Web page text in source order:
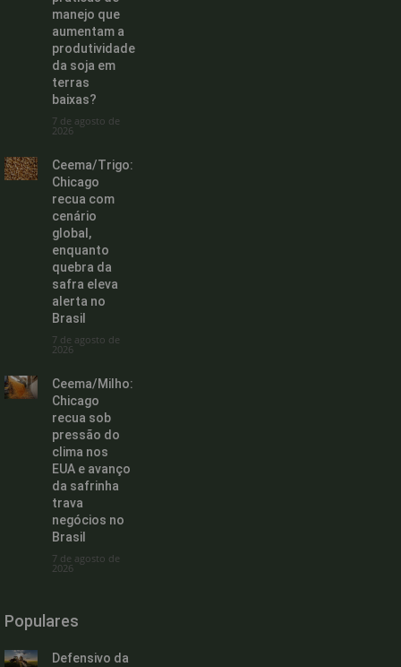
manejo que
aumentam a
produtividade
da soja em
terras
baixas?
7 de agosto de
2026
Ceema/Trigo:
Chicago
recua com
cenário
global,
enquanto
quebra da
safra eleva
alerta no
Brasil
7 de agosto de
2026
Ceema/Milho:
Chicago
recua sob
pressão do
clima nos
EUA e avanço
da safrinha
trava
negócios no
Brasil
7 de agosto de
2026
Populares
Defensivo da